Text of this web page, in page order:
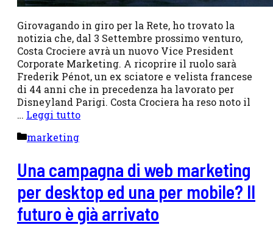
Girovagando in giro per la Rete, ho trovato la
notizia che, dal 3 Settembre prossimo venturo,
Costa Crociere avrà un nuovo Vice President
Corporate Marketing. A ricoprire il ruolo sarà
Frederik Pénot, un ex sciatore e velista francese
di 44 anni che in precedenza ha lavorato per
Disneyland Parigi. Costa Crociera ha reso noto il
… Leggi tutto
Categorie
marketing
Una campagna di web marketing
per desktop ed una per mobile? Il
futuro è già arrivato